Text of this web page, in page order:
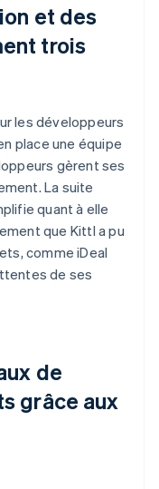
et des
trois
les développeurs
place une équipe
gèrent ses
La suite
quant à elle
que Kittl a pu
comme iDeal
de ses
de
grâce aux